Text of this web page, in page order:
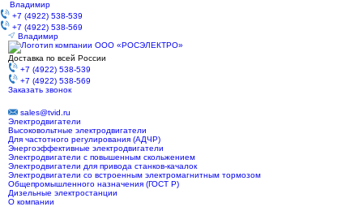
Владимир
+7 (4922) 538-539
+7 (4922) 538-569
Владимир
Доставка по всей России
+7 (4922) 538-539
+7 (4922) 538-569
Заказать звонок
sales@tvid.ru
Электродвигатели
Высоковольтные электродвигатели
Для частотного регулирования (АДЧР)
Энергоэффективные электродвигатели
Электродвигатели с повышенным скольжением
Электродвигатели для привода станков-качалок
Электродвигатели со встроенным электромагнитным тормозом
Общепромышленного назначения (ГОСТ Р)
Дизельные электростанции
О компании